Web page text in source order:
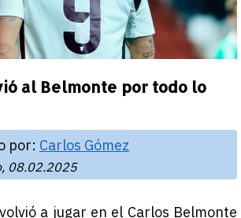
al Belmonte por todo lo
por: Carlos Gómez
08.02.2025
a jugar en el Carlos Belmonte